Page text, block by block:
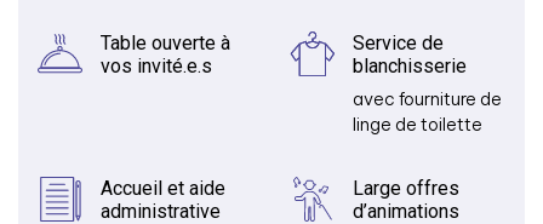
Table ouverte à
vos invité.e.s
Service de
blanchisserie
avec fourniture de
linge de toilette
Accueil et aide
administrative
Large offres
d’animations